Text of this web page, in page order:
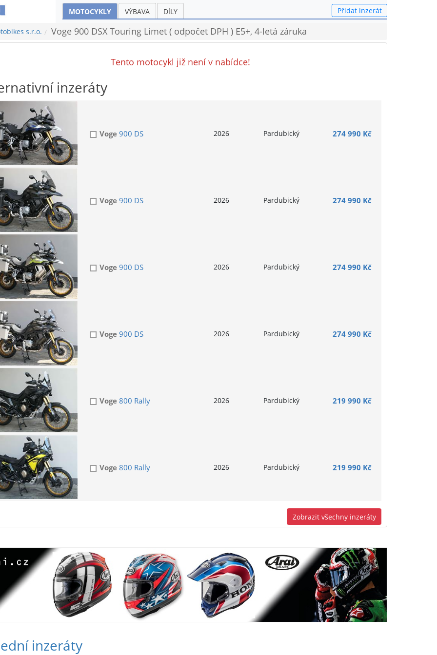
MOTOCYKLY VÝBAVA DÍLY Přidat inzerát
s.r.o. Voge 900 DSX Touring Limet ( odpočet DPH ) E5+, 4-letá záruka
Tento motocykl již není v nabídce!
inzeráty
Voge900 DS 2026 Pardubický 274 990 Kč
Voge900 DS 2026 Pardubický 274 990 Kč
Voge900 DS 2026 Pardubický 274 990 Kč
Voge900 DS 2026 Pardubický 274 990 Kč
Voge800 Rally 2026 Pardubický 219 990 Kč
Voge800 Rally 2026 Pardubický 219 990 Kč
Zobrazit všechny inzeráty
inzeráty